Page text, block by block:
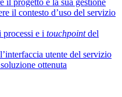
il contesto d’uso del servizio
processi e i touchpointdel
utente del servizio
ottenuta